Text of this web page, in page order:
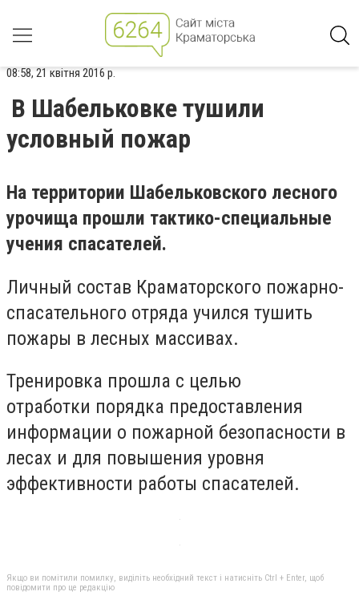
08:58, 21 квітня 2016 р.
В Шабельковке тушили
условный пожар
На территории Шабельковского лесного
урочища прошли тактико-специальные
учения спасателей.
Личный состав Краматорского пожарно-
спасательного отряда учился тушить
пожары в лесных массивах.
Тренировка прошла с целью
отработки порядка предоставления
информации о пожарной безопасности в
лесах и для повышения уровня
эффективности работы спасателей.
Якщо ви помітили помилку, виділіть необхідний текст і натисніть Ctrl + Enter, щоб
повідомити про це редакцію